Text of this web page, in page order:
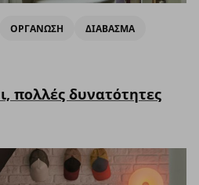
ΟΡΓΑΝΩΣΗ
ΔΙΑΒΑΣΜΑ
πολλές δυνατότητες